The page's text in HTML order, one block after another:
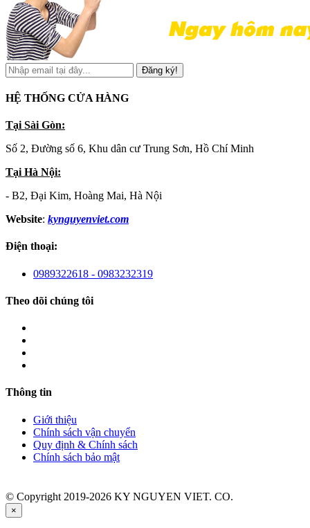
Đăng ký!
HỆ THỐNG CỬA HÀNG
Tại Sài Gòn:
Số 2, Đường số 6, Khu dân cư Trung Sơn, Hồ Chí Minh
Tại Hà Nội:
- B2, Đại Kim, Hoàng Mai, Hà Nội
Website: kynguyenviet.com
Điện thoại:
0989322618 - 0983232319
Theo dõi chúng tôi
Thông tin
Giới thiệu
Chính sách vận chuyển
Quy định & Chính sách
Chính sách bảo mật
© Copyright 2019-2026 KY NGUYEN VIET. CO.
×